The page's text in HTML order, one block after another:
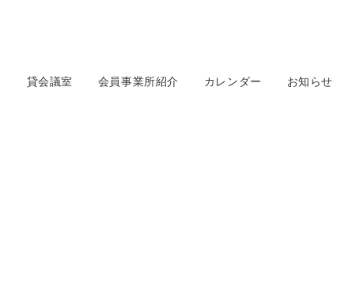
貸会議室 会員事業所紹介 カレンダー お知らせ